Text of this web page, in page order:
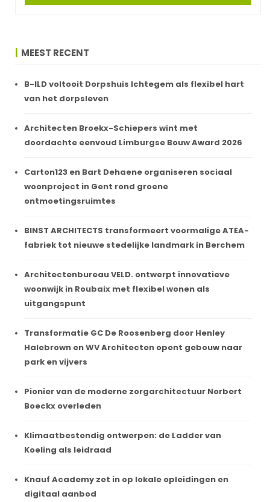
MEEST RECENT
B-ILD voltooit Dorpshuis Ichtegem als flexibel hart
van het dorpsleven
Architecten Broekx-Schiepers wint met
doordachte eenvoud Limburgse Bouw Award 2026
Carton123 en Bart Dehaene organiseren sociaal
woonproject in Gent rond groene
ontmoetingsruimtes
BINST ARCHITECTS transformeert voormalige ATEA-
fabriek tot nieuwe stedelijke landmark in Berchem
Architectenbureau VELD. ontwerpt innovatieve
woonwijk in Roubaix met flexibel wonen als
uitgangspunt
Transformatie GC De Roosenberg door Henley
Halebrown en WV Architecten opent gebouw naar
park en vijvers
Pionier van de moderne zorgarchitectuur Norbert
Boeckx overleden
Klimaatbestendig ontwerpen: de Ladder van
Koeling als leidraad
Knauf Academy zet in op lokale opleidingen en
digitaal aanbod